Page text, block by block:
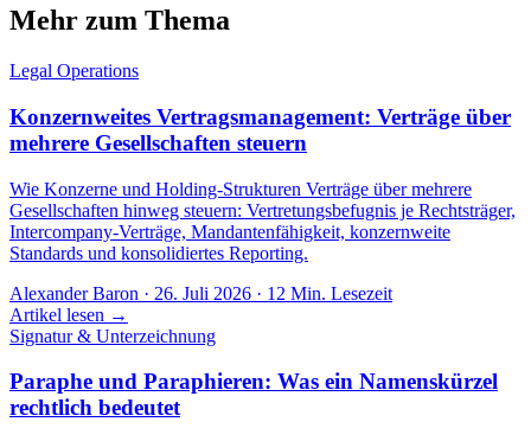
Mehr zum Thema
Legal Operations
Konzernweites Vertragsmanagement: Verträge über
mehrere Gesellschaften steuern
Wie Konzerne und Holding-Strukturen Verträge über mehrere
Gesellschaften hinweg steuern: Vertretungsbefugnis je Rechtsträger,
Intercompany-Verträge, Mandantenfähigkeit, konzernweite
Standards und konsolidiertes Reporting.
Alexander Baron · 26. Juli 2026 · 12 Min. Lesezeit
Artikel lesen →
Signatur & Unterzeichnung
Paraphe und Paraphieren: Was ein Namenskürzel
rechtlich bedeutet